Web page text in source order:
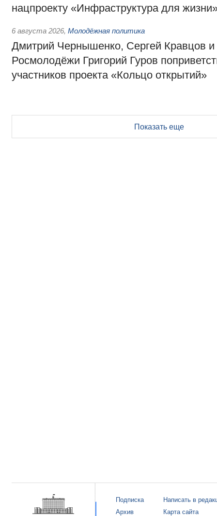
нацпроекту «Инфраструктура для
6 августа 2026, Молодёжная политика
Дмитрий Чернышенко, Сергей Кравцов и
Росмолодёжи Григорий Гуров
участников проекта «Кольцо открытий»
Показать еще
Подписка
Архив
Написать в
Карта сайта